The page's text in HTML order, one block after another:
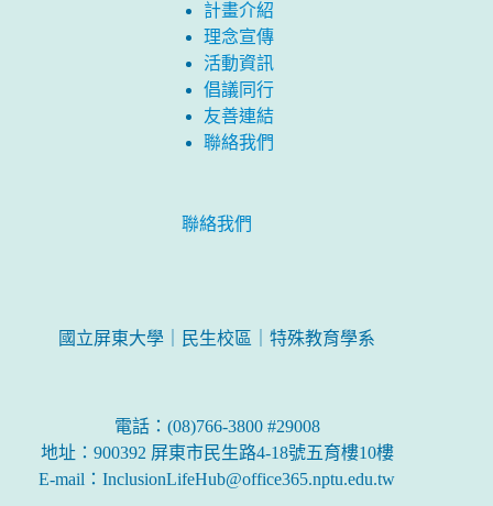
計畫介紹
理念宣傳
活動資訊
倡議同行
友善連結
聯絡我們
聯絡我們
國立屏東大學｜民生校區｜特殊教育學系
電話：(08)766-3800 #29008
地址：900392 屏東市民生路4-18號五育樓10樓
E-mail：InclusionLifeHub@office365.nptu.edu.tw